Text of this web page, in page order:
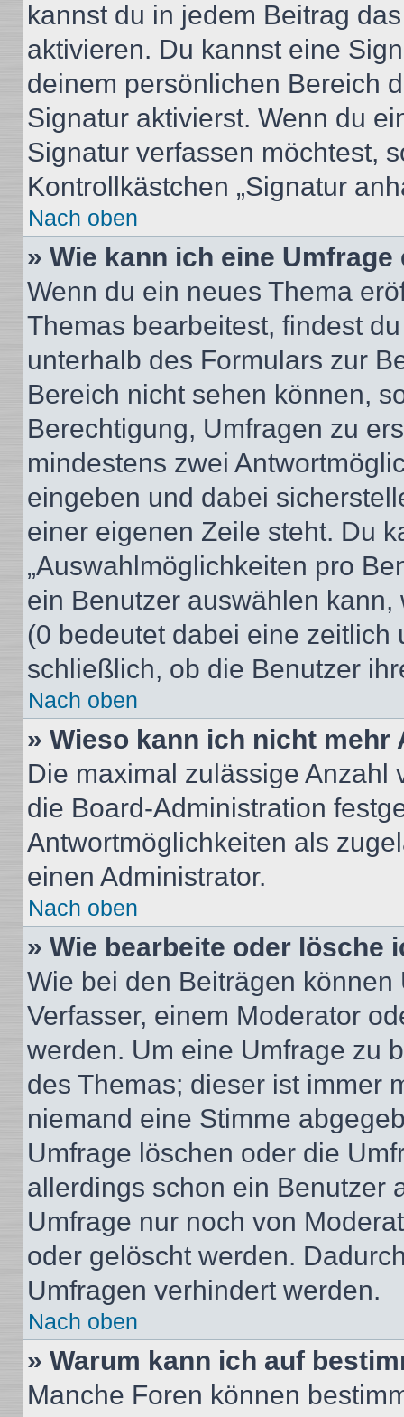
kannst du in jedem Beitrag
aktivieren. Du kannst eine
deinem persönlichen Bereich
Signatur aktivierst. Wenn du
Signatur verfassen möchtest,
Kontrollkästchen „Signatur
Nach oben
» Wie kann ich eine
Wenn du ein neues Thema
Themas bearbeitest, findest
unterhalb des Formulars zur
Bereich nicht sehen können,
Berechtigung, Umfragen zu
mindestens zwei
eingeben und dabei
einer eigenen Zeile steht. Du
„Auswahlmöglichkeiten pro
ein Benutzer auswählen
(0 bedeutet dabei eine
schließlich, ob die Benutzer
Nach oben
» Wieso kann ich nicht
Die maximal zulässige Anzahl
die Board-Administration
Antwortmöglichkeiten als
einen Administrator.
Nach oben
» Wie bearbeite oder lösche
Wie bei den Beiträgen
Verfasser, einem Moderator
werden. Um eine Umfrage zu
des Themas; dieser ist immer
niemand eine Stimme
Umfrage löschen oder die
allerdings schon ein Benutzer
Umfrage nur noch von
oder gelöscht werden.
Umfragen verhindert werden.
Nach oben
» Warum kann ich auf
Manche Foren können